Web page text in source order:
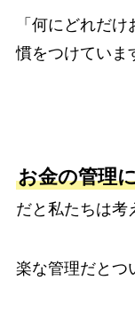
「何にどれだ
慣をつけていま
お金の管理
だと私たちは考
楽な管理だとつ